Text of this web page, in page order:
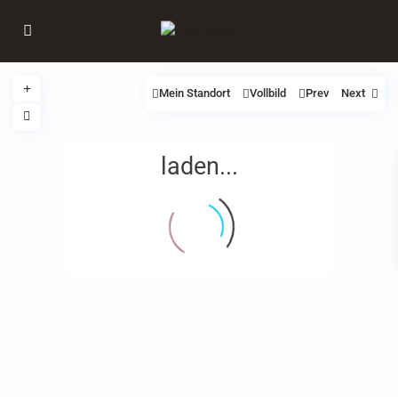
laden...
Mein Standort Vollbild Prev Next